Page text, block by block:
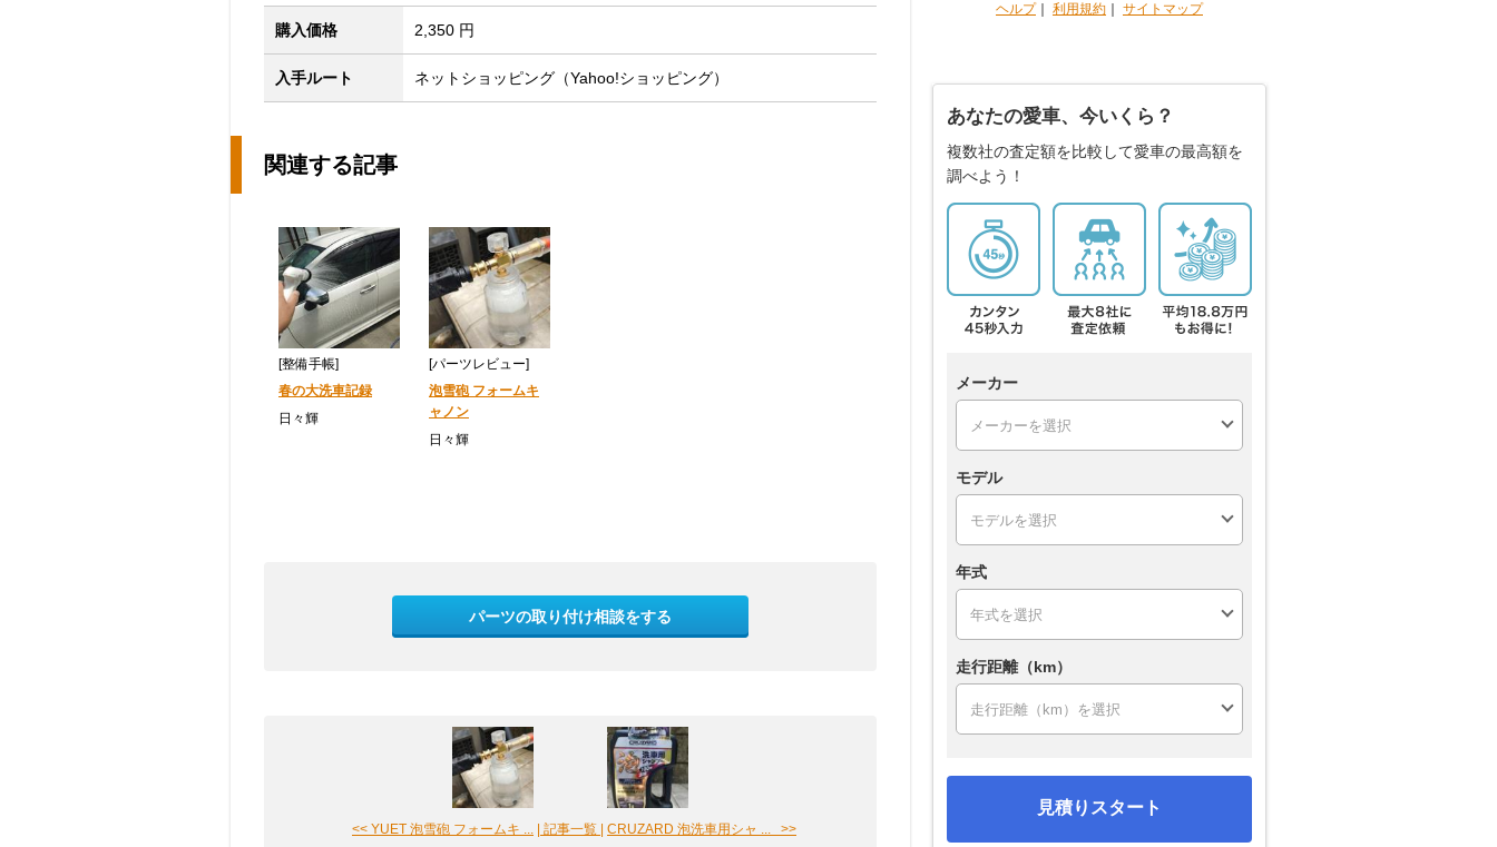
購入価格 2,350 円
入手ルート ネットショッピング（Yahoo!ショッピング）
関連する記事
[整備手帳]
春の大洗車記録
日々輝
[パーツレビュー]
泡雪砲 フォームキ
ャノン
日々輝
パーツの取り付け相談をする
<< YUET 泡雪砲 フォームキ ... | 記事一覧 | CRUZARD 泡洗車用シャ ... >>
ヘルプ｜ 利用規約 サイトマップ
あなたの愛車、今いくら？
複数社の査定額を比較して愛車の最高額を
調べよう！
メーカー
モデル
年式
走行距離（km）
見積りスタート